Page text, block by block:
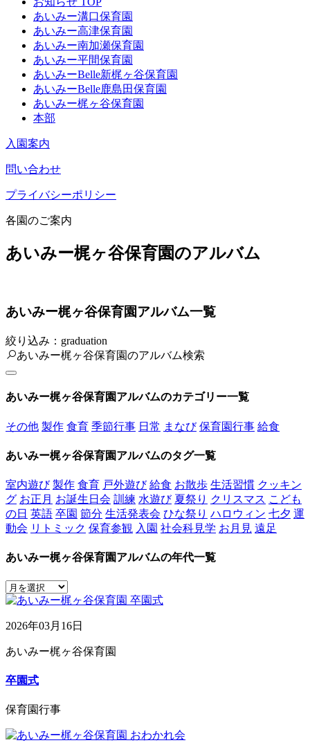
あいみー溝口保育園
あいみー高津保育園
あいみー南加瀬保育園
あいみー平間保育園
あいみーBelle新梶ヶ谷保育園
あいみーBelle鹿島田保育園
あいみー梶ヶ谷保育園
本部
入園案内
問い合わせ
プライバシーポリシー
各園のご案内
あいみー梶ヶ谷保育園のアルバム
あいみー梶ヶ谷保育園アルバム一覧
絞り込み：graduation
あいみー梶ヶ谷保育園のアルバム検索
あいみー梶ヶ谷保育園アルバムのカテゴリー一覧
その他 製作 食育 季節行事 日常 まなび 保育園行事 給食
あいみー梶ヶ谷保育園アルバムのタグ一覧
室内遊び 製作 食育 戸外遊び 給食 お散歩 生活習慣 クッキン
グ お正月 お誕生日会 訓練 水遊び 夏祭り クリスマス こども
の日 英語 卒園 節分 生活発表会 ひな祭り ハロウィン 七夕 運
動会 リトミック 保育参観 入園 社会科見学 お月見 遠足
あいみー梶ヶ谷保育園アルバムの年代一覧
2026年03月16日
あいみー梶ヶ谷保育園
卒園式
保育園行事